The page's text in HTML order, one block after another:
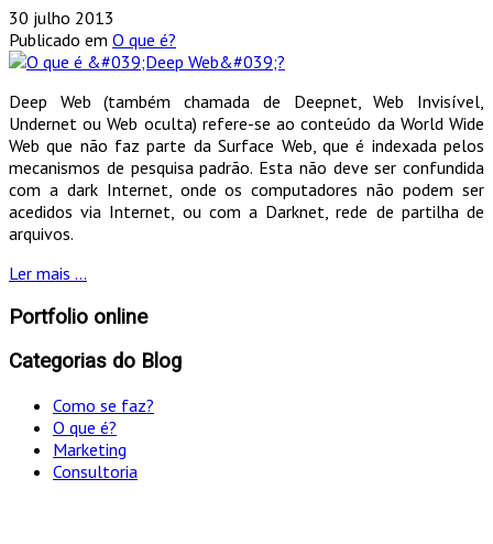
30 julho 2013
Publicado em O que é?
Deep Web (também chamada de Deepnet, Web Invisível,
Undernet ou Web oculta) refere-se ao conteúdo da World Wide
Web que não faz parte da Surface Web, que é indexada pelos
mecanismos de pesquisa padrão. Esta não deve ser confundida
com a dark Internet, onde os computadores não podem ser
acedidos via Internet, ou com a Darknet, rede de partilha de
arquivos.
Ler mais ...
Portfolio online
Categorias do Blog
Como se faz?
O que é?
Marketing
Consultoria